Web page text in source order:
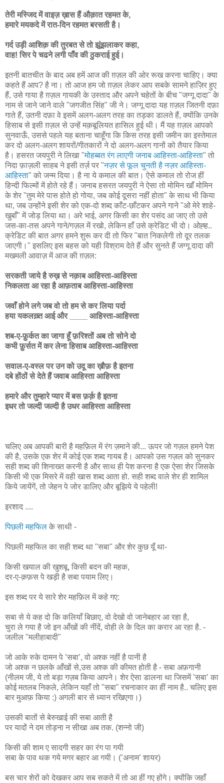
तेरी मस्जिद में वाइज़ ख़ास हैं औक़ात रहमत के,
हमारे मयकदे में रात-दिन रहमत बरसती है।
गर्द उड़ी आशिक़ की तुरबत से तो झूंझलाकर कहा,
वाह! सिर पे चढने लगी पाँव की ठुकराई हुई।
इतनी बातचीत के बाद अब हमें आज की ग़ज़ल की ओर रूख करना चाहिए। क्या
कहते हैं आप? है ना। तो आज हम जो ग़ज़ल लेकर आप सबके सामने हाज़िर हुए
हैं, उसे गाया है ग़ज़ल गायकी के उस्ताद और अपने चहेतों के बीच "जग्गू दादा" के
नाम से जाने जाने वाले "जगजीत सिंह" जी ने। जग्गू दादा यह ग़ज़ल जितनी दफ़ा
गाते हैं, उतनी दफ़ा वे इसमें अलग-अलग तरह का तड़का डालते हैं, क्योंकि उनके
हिसाब से इसी ग़ज़ल से उन्हें मक़बूलियत हासिल हुई थी। मैं यह ग़ज़ल आपको
सुनवाऊँ, उससे पहले यह बताना चाहूँगा कि किस तरह इसी जमीन का इस्तेमाल
कर दो अलग-अलग शायरों/गीतकारों ने दो अलग-अलग गानों को तैयार किया
है। हसरत जयपुरी ने लिखा "मोहब्बत रंग लाएगी जनाब आहिस्ता-आहिस्ता" तो
निदा फ़ाज़ली साहब ने इसी तर्ज़ पर "नज़र से फूल चुनती है नज़र आहिस्ता-
आहिस्ता" को जन्म दिया। है ना ये कमाल की बात। ऐसे कमाल तो रोज हीं
हिन्दी फिल्मों में होते रहे हैं। जनाब हसरत जयपुरी ने ऐसा तो मोमिन खाँ मोमिन
के शेर "तुम मेरे पास होते हो गोया, जब कोई दूसरा नहीं होता" के साथ भी किया
था, जब उन्होंने इसी शेर को एक-दो शब्द काँट-छाँटकर अपने गाने "ओ मेरे शाहे-
खुबाँ" में जोड़ लिया था। अरे भाई, अगर किसी का शेर पसंद आ जाए तो उसे
जस-का-तस अपने गाने/गज़ल में रखो, लेकिन हाँ उसे क्रेडिट भी दो। ओह्ह..
क्रेडिट की बात अगर हमने शुरू कर दी तो फिर "बात निकलेगी तो दूर तलक
जाएगी।" इसलिए इस बहस को यही विश्राम देते हैं और सुनते हैं जग्गू दादा की
मखमली आवाज़ में आज की ग़ज़ल:
सरकती जाये है रुख़ से नक़ाब आहिस्ता-आहिस्ता
निकलता आ रहा है आफ़ताब आहिस्ता-आहिस्ता
जवाँ होने लगे जब वो तो हम से कर लिया पर्दा
हया यकलख़्त आई और ____ आहिस्ता-आहिस्ता
शब-ए-फ़ुर्कत का जागा हूँ फ़रिश्तों अब तो सोने दो
कभी फ़ुर्सत में कर लेना हिसाब आहिस्ता-आहिस्ता
सवाल-ए-वस्ल पर उन को उदू का ख़ौफ़ है इतना
दबे होंठों से देते हैं जवाब आहिस्ता आहिस्ता
हमारे और तुम्हारे प्यार में बस फ़र्क़ है इतना
इधर तो जल्दी जल्दी है उधर आहिस्ता आहिस्ता
चलिए अब आपकी बारी है महफ़िल में रंग ज़माने की... ऊपर जो गज़ल हमने पेश
की है, उसके एक शेर में कोई एक शब्द गायब है। आपको उस गज़ल को सुनकर
सही शब्द की शिनाख्त करनी है और साथ ही पेश करना है एक ऐसा शेर जिसके
किसी भी एक मिसरे में वही खास शब्द आता हो. सही शब्द वाले शेर ही शामिल
किये जायेंगें, तो जेहन पे जोर डालिए और बूझिये ये पहेली!
इरशाद ....
पिछली महफिल के साथी -
पिछली महफिल का सही शब्द था "सबा" और शेर कुछ यूँ था-
किसी खयाल की खुशबू, किसी बदन की महक,
दर-ए-क़फ़स पे खड़ी है सबा पयाम लिए।
इस शब्द पर ये सारे शेर महफ़िल में कहे गए:
सबा से ये कह दो कि कलियाँ बिछाए, वो देखो वो जानेबहार आ रहा है,
चुरा ले गया है जो इन आँखों की नींदें, वोही ले के दिल का करार आ रहा है. -
जलील "मलीहाबादी"
जो आके रुके दामन पे ’सबा’, वो अश्क नहीं है पानी है
जो अश्क न छलके आँखों से,उस अश्क की कीमत होती है - सबा अफ़गानी
(नीलम जी, ये तो बड़ा गज़ब किया आपने। शेर ऐसा डालना था जिसमें ’सबा’ का
कोई मतलब निकले, लेकिन यहाँ तो "सबा" रचनाकार का हीं नाम है.. चलिए इस
बार मुआफ़ किया :) अगली बार से ध्यान रखिएगा।)
उसकी बातों से बेरुखाई की सबा आती है
पर यादों ने दम तोड़ना न सीखा अब तक. (शन्नो जी)
किसी की शाम ए सादगी सहर का रंग पा गयी
सबा के पाव थक गये मगर बहार आ गयी। (’अनाम’ शायर)
बस चार शेरों को देखकर आप सब सकते में तो आ हीं गए होंगे। क्योंकि जहाँ